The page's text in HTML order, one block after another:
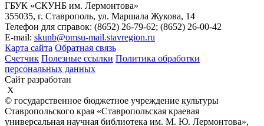
ГБУК «СКУНБ им. Лермонтова»
355035, г. Ставрополь, ул. Маршала Жукова, 14
Телефон для справок: (8652) 26-79-62; (8652) 26-00-42
E-mail: skunb@omsu-mail.stavregion.ru
Карта сайта Обратная связь
Счетчик Полезные ссылки Политика обработки
персональных данных
Сайт разработан
X
© государственное бюджетное учреждение культуры
Ставропольского края «Ставропольская краевая
универсальная научная библиотека им. М. Ю. Лермонтова»,